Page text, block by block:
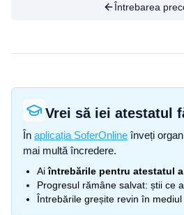
Întrebarea
Vrei să iei atestatul
În aplicația SoferOnline înveți
mai multă încredere.
Aiîntrebările pentru atestatul
Progresul rămâne salvat: știi ce
Întrebările greșite revin în